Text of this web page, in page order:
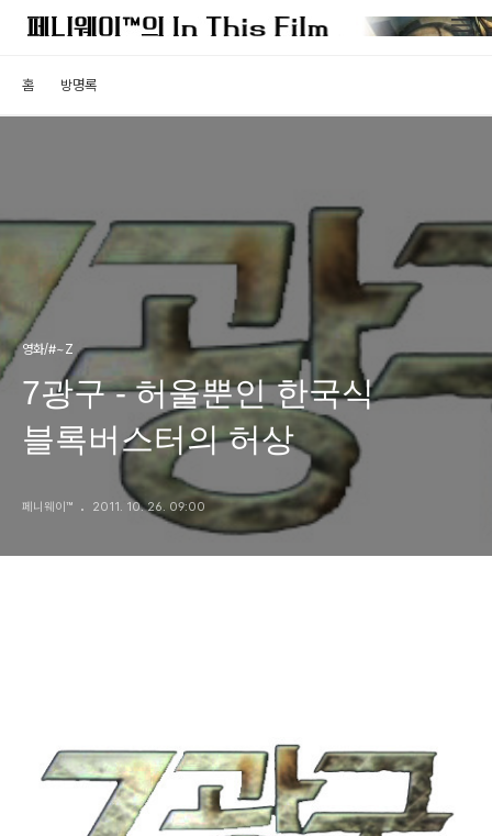
홈 방명록
영화/#~Z
7광구 - 허울뿐인 한국식
블록버스터의 허상
페니웨이™ 2011. 10. 26. 09:00